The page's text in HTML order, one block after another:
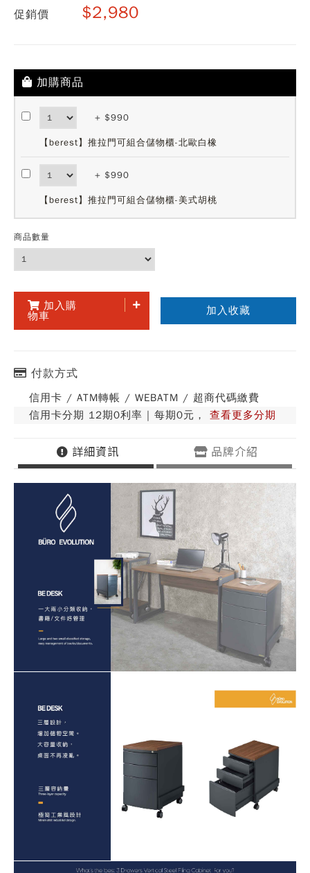
促銷價
$2,980
加購商品
+ $990
【berest】推拉門可組合儲物櫃-北歐白橡
+ $990
【berest】推拉門可組合儲物櫃-美式胡桃
商品數量
加入購
物車
加入收藏
付款方式
信用卡 / ATM轉帳 / WEBATM / 超商代碼繳費
信用卡分期 12期0利率 | 每期0元， 查看更多分期
詳細資訊 品牌介紹